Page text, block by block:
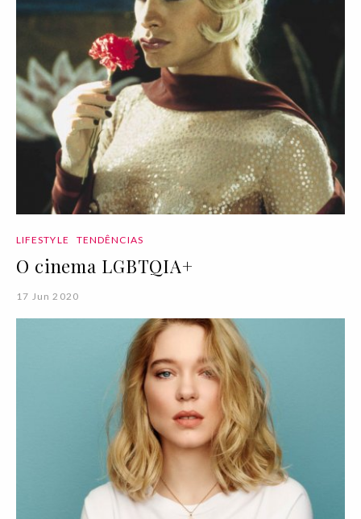
LIFESTYLE TENDÊNCIAS
O cinema LGBTQIA+
17 Jun 2020